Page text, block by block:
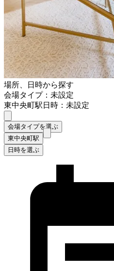
場所、日時から探す
会場タイプ：未設定
東中央町駅日時：未設定
会場タイプを選ぶ
東中央町駅
日時を選ぶ